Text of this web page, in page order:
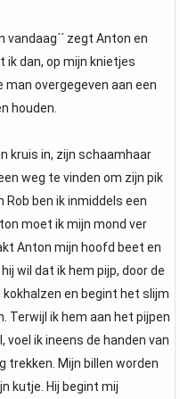
vandaag´´ zegt Anton en
ik dan, op mijn knietjes
man overgegeven aan een
houden.
kruis in, zijn schaamhaar
weg te vinden om zijn pik
ben ik inmiddels een
moet ik mijn mond ver
Anton mijn hoofd beet en
wil dat ik hem pijp, door de
en begint het slijm
Terwijl ik hem aan het pijpen
voel ik ineens de handen van
trekken. Mijn billen worden
kutje. Hij begint mij